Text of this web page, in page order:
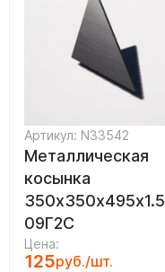
Артикул: N33542
Металлическая
косынка
350х350х495х1.5
09Г2С
Цена:
125руб./шт.